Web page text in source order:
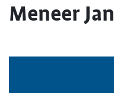
Meneer Jan